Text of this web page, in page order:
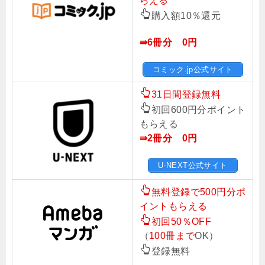
購入額10％還元
⇛6冊分 0円
コミック.jp公式サイト
31日間登録無料
初回600円分ポイント
もらえる
⇛2冊分 0円
U-NEXT公式サイト
無料登録で500円分ポ
イントもらえる
初回50％OFF
（100冊までOK）
登録無料